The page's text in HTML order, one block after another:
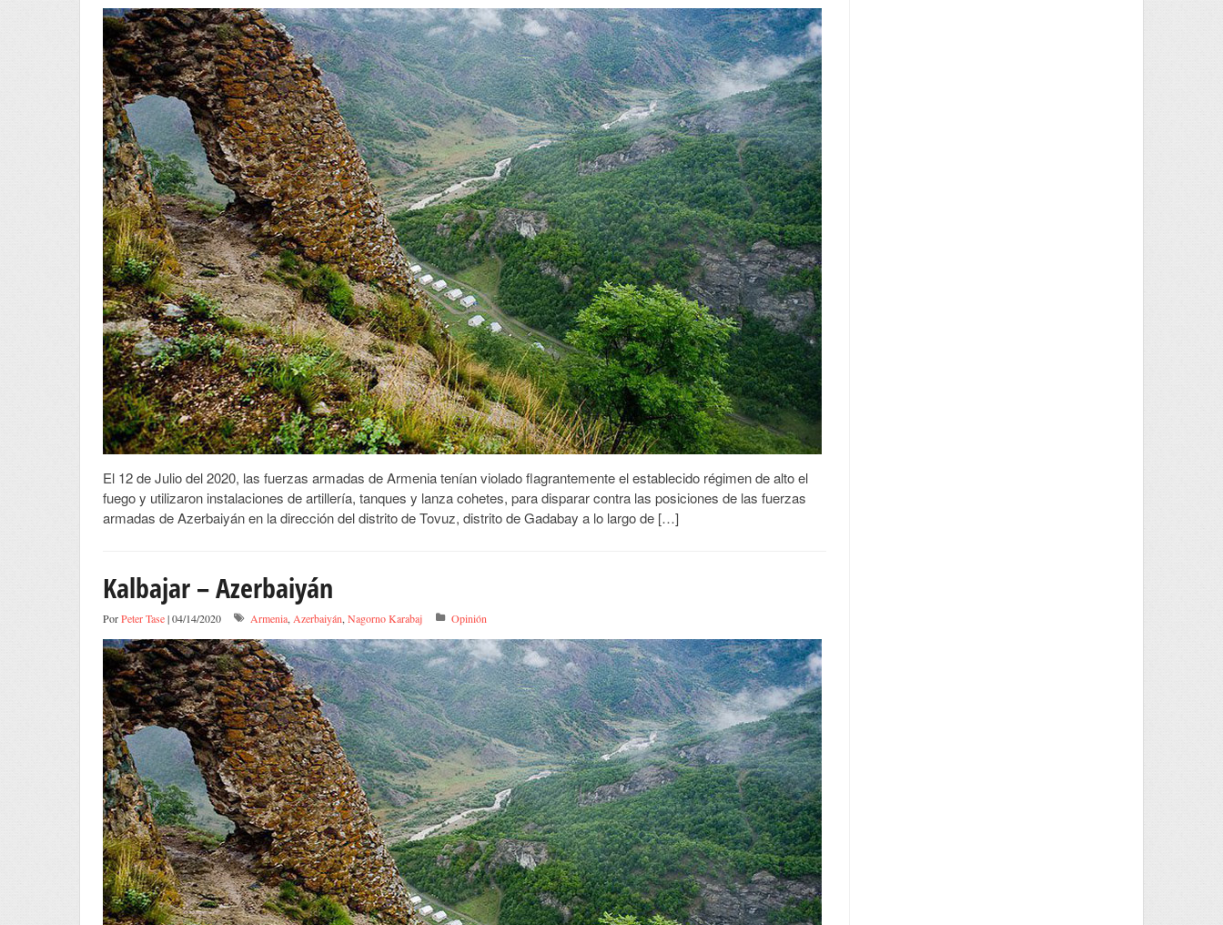
El 12 de Julio del 2020, las fuerzas armadas de Armenia tenían violado flagrantemente el establecido régimen de alto el
fuego y utilizaron instalaciones de artillería, tanques y lanza cohetes, para disparar contra las posiciones de las fuerzas
armadas de Azerbaiyán en la dirección del distrito de Tovuz, distrito de Gadabay a lo largo de […]
Kalbajar – Azerbaiyán
PorPeter Tase| 04/14/2020 Armenia, Azerbaiyán, Nagorno Karabaj Opinión